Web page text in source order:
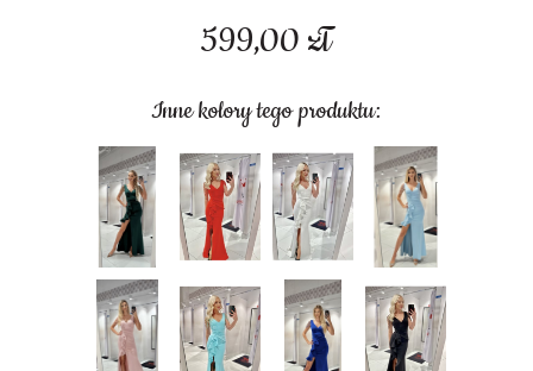
599,00 zł
Inne kolory tego produktu: